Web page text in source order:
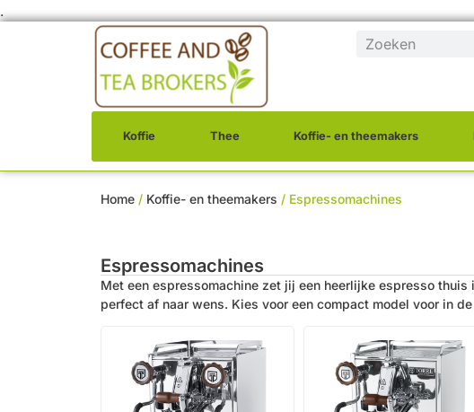
.
Koffie Thee Koffie- en theemakers
Home / Koffie- en theemakers / Espressomachines
Espressomachines
Met een espressomachine zet jij een heerlijke espresso
perfect af naar wens. Kies voor een compact model voor in